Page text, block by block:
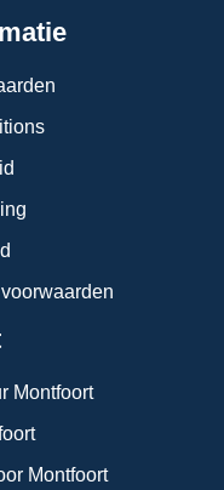
Montfoort
Montfoort